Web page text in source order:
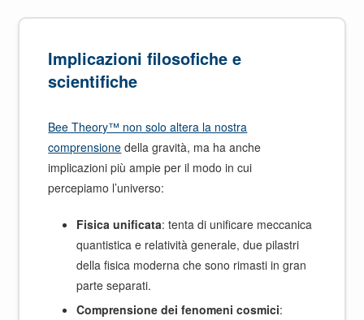
Implicazioni filosofiche e
scientifiche
Bee Theory™ non solo altera la nostra
comprensione della gravità, ma ha anche
implicazioni più ampie per il modo in cui
percepiamo l’universo:
Fisica unificata: tenta di unificare meccanica
quantistica e relatività generale, due pilastri
della fisica moderna che sono rimasti in gran
parte separati.
Comprensione dei fenomeni cosmici: